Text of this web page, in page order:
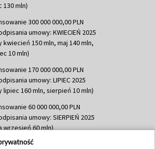
130 mln)
300 000 000,00 PLN
umowy: KWIECIEŃ 2025
kwiecień 150 mln, maj 140 mln,
10 mln)
170 000 000,00 PLN
umowy: LIPIEC 2025
lipiec 160 mln, sierpień 10 mln)
60 000 000,00 PLN
umowy: SIERPIEŃ 2025
wrzesień 60 mln)
635 783 051,21 PLN